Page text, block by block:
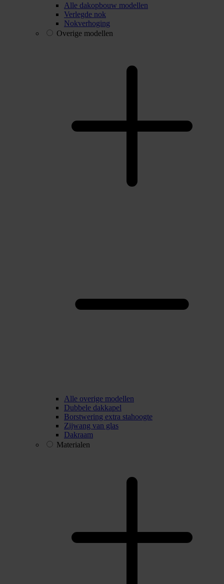
Alle dakopbouw modellen
Verlegde nok
Nokverhoging
Overige modellen
Alle overige modellen
Dubbele dakkapel
Borstwering extra stahoogte
Zijwang van glas
Dakraam
Materialen